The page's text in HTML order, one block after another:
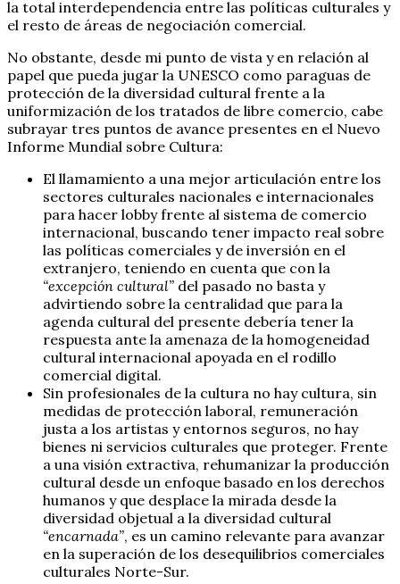
la total interdependencia entre las políticas culturales y
el resto de áreas de negociación comercial.
No obstante, desde mi punto de vista y en relación al
papel que pueda jugar la UNESCO como paraguas de
protección de la diversidad cultural frente a la
uniformización de los tratados de libre comercio, cabe
subrayar tres puntos de avance presentes en el Nuevo
Informe Mundial sobre Cultura:
El llamamiento a una mejor articulación entre los
sectores culturales nacionales e internacionales
para hacer lobby frente al sistema de comercio
internacional, buscando tener impacto real sobre
las políticas comerciales y de inversión en el
extranjero, teniendo en cuenta que con la
“excepción cultural” del pasado no basta y
advirtiendo sobre la centralidad que para la
agenda cultural del presente debería tener la
respuesta ante la amenaza de la homogeneidad
cultural internacional apoyada en el rodillo
comercial digital.
Sin profesionales de la cultura no hay cultura, sin
medidas de protección laboral, remuneración
justa a los artistas y entornos seguros, no hay
bienes ni servicios culturales que proteger. Frente
a una visión extractiva, rehumanizar la producción
cultural desde un enfoque basado en los derechos
humanos y que desplace la mirada desde la
diversidad objetual a la diversidad cultural
“encarnada”, es un camino relevante para avanzar
en la superación de los desequilibrios comerciales
culturales Norte-Sur.